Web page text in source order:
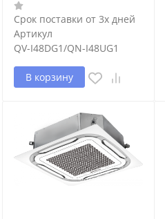
Срок поставки от 3х дней
Артикул
QV-I48DG1/QN-I48UG1
В корзину